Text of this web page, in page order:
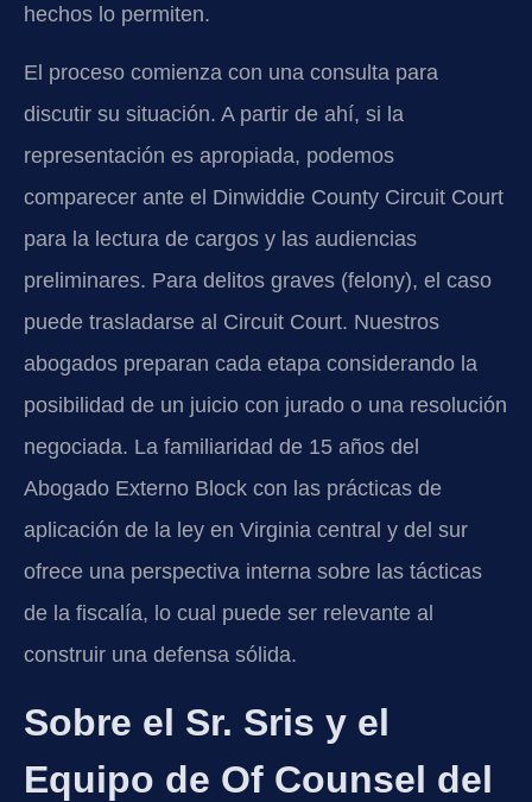
hechos lo permiten.
El proceso comienza con una consulta para
discutir su situación. A partir de ahí, si la
representación es apropiada, podemos
comparecer ante el Dinwiddie County Circuit Court
para la lectura de cargos y las audiencias
preliminares. Para delitos graves (felony), el caso
puede trasladarse al Circuit Court. Nuestros
abogados preparan cada etapa considerando la
posibilidad de un juicio con jurado o una resolución
negociada. La familiaridad de 15 años del
Abogado Externo Block con las prácticas de
aplicación de la ley en Virginia central y del sur
ofrece una perspectiva interna sobre las tácticas
de la fiscalía, lo cual puede ser relevante al
construir una defensa sólida.
Sobre el Sr. Sris y el
Equipo de Of Counsel del